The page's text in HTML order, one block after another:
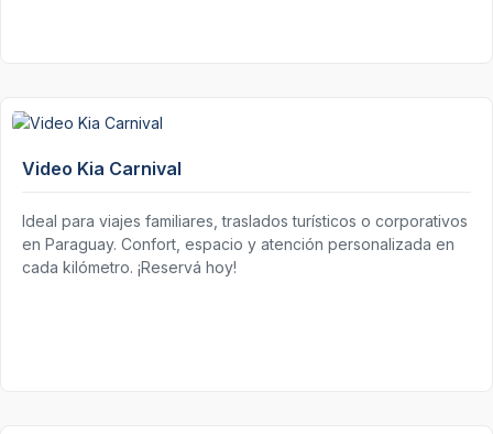
Video Kia Carnival
Ideal para viajes familiares, traslados turísticos o corporativos
en Paraguay. Confort, espacio y atención personalizada en
cada kilómetro. ¡Reservá hoy!